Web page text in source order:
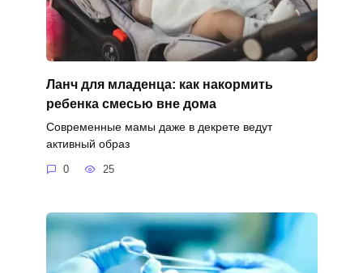
Ланч для младенца: как накормить
ребенка смесью вне дома
Современные мамы даже в декрете ведут
активный образ
0 25